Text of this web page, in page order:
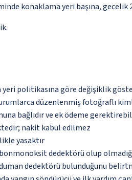
konaklama yeri başına, gecelik
politikasına göre değişiklik
düzenlenmiş fotoğraflı
bağlıdır ve ek ödeme
nakit kabul edilmez
yasaktır
dedektörü olup
dedektörü bulunduğunu